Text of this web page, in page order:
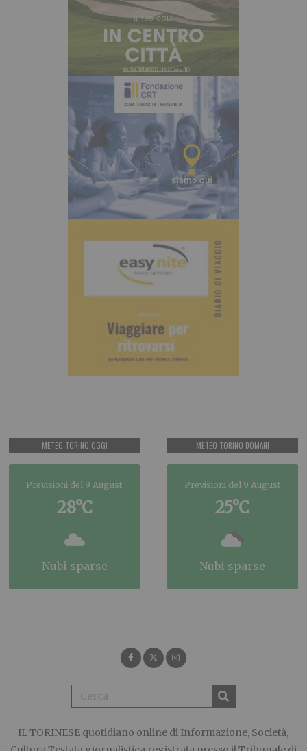
METEO TORINO OGGI
Previsioni del 9 August
28°C
nubi sparse
METEO TORINO DOMANI
Previsioni del 9 August
25°C
nubi sparse
IL TORINESE quotidiano online di Informazione, Società,